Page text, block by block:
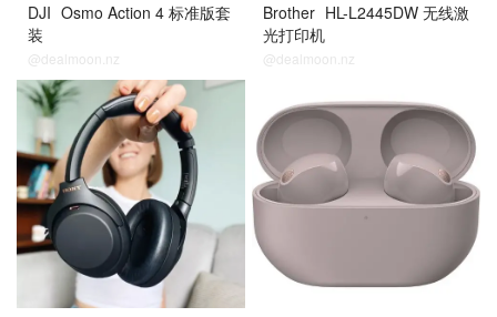
DJI Osmo Action 4 标准版套
装
@dealmoon.nz
Brother HL-L2445DW 无线激
光打印机
@dealmoon.nz